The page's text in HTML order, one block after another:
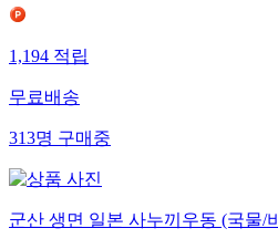
1,194 적립
무료배송
313명 구매중
군산 생면 일본 사누끼우동 (국물/